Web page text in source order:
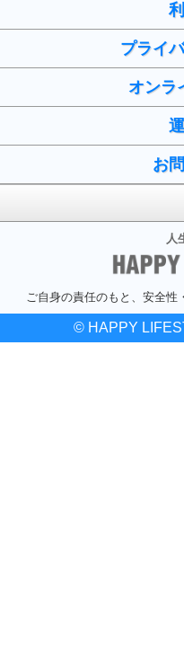
プライ
オンラ
お
人
ご自身の責任のもと、安全性
© HAPPY